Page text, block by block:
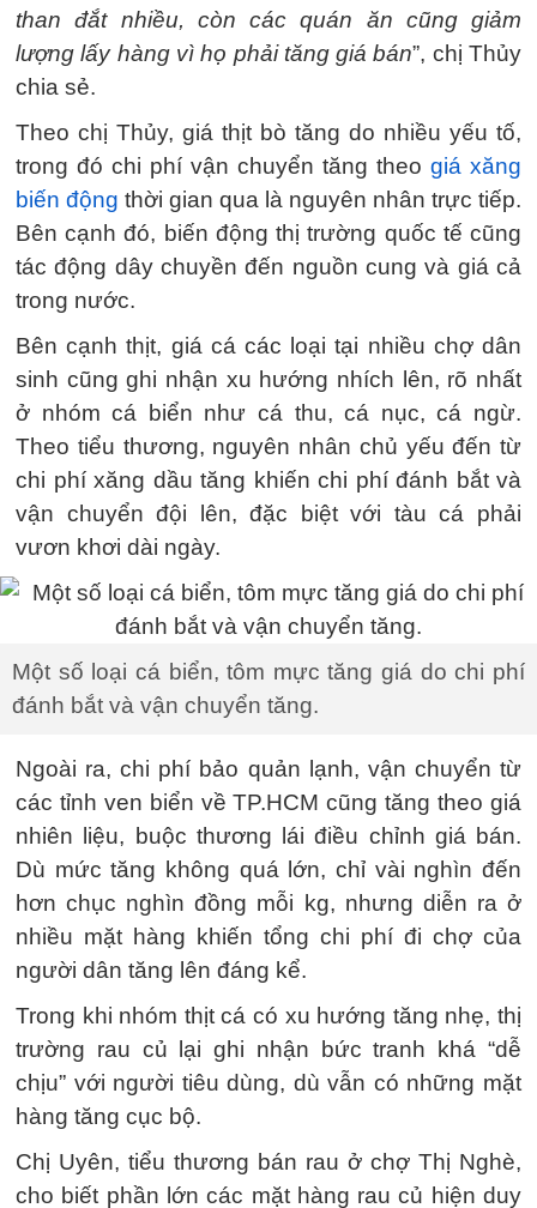
than đắt nhiều, còn các quán ăn cũng giảm
lượng lấy hàng vì họ phải tăng giá bán”, chị Thủy
chia sẻ.
Theo chị Thủy, giá thịt bò tăng do nhiều yếu tố,
trong đó chi phí vận chuyển tăng theo giá xăng
biến động thời gian qua là nguyên nhân trực tiếp.
Bên cạnh đó, biến động thị trường quốc tế cũng
tác động dây chuyền đến nguồn cung và giá cả
trong nước.
Bên cạnh thịt, giá cá các loại tại nhiều chợ dân
sinh cũng ghi nhận xu hướng nhích lên, rõ nhất
ở nhóm cá biển như cá thu, cá nục, cá ngừ.
Theo tiểu thương, nguyên nhân chủ yếu đến từ
chi phí xăng dầu tăng khiến chi phí đánh bắt và
vận chuyển đội lên, đặc biệt với tàu cá phải
vươn khơi dài ngày.
Một số loại cá biển, tôm mực tăng giá do chi phí
đánh bắt và vận chuyển tăng.
Ngoài ra, chi phí bảo quản lạnh, vận chuyển từ
các tỉnh ven biển về TP.HCM cũng tăng theo giá
nhiên liệu, buộc thương lái điều chỉnh giá bán.
Dù mức tăng không quá lớn, chỉ vài nghìn đến
hơn chục nghìn đồng mỗi kg, nhưng diễn ra ở
nhiều mặt hàng khiến tổng chi phí đi chợ của
người dân tăng lên đáng kể.
Trong khi nhóm thịt cá có xu hướng tăng nhẹ, thị
trường rau củ lại ghi nhận bức tranh khá “dễ
chịu” với người tiêu dùng, dù vẫn có những mặt
hàng tăng cục bộ.
Chị Uyên, tiểu thương bán rau ở chợ Thị Nghè,
cho biết phần lớn các mặt hàng rau củ hiện duy